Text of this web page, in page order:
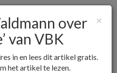
×
over
van VBK
in en lees dit artikel gratis.
het artikel te lezen.